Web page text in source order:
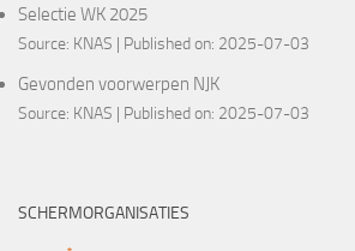
Selectie WK 2025
Source: KNAS Published on: 2025-07-03
Gevonden voorwerpen NJK
Source: KNAS Published on: 2025-07-03
SCHERMORGANISATIES